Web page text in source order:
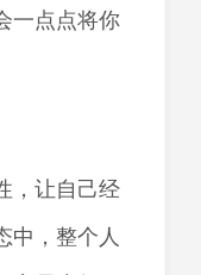
一点点将你
，让自己经
中，整个人